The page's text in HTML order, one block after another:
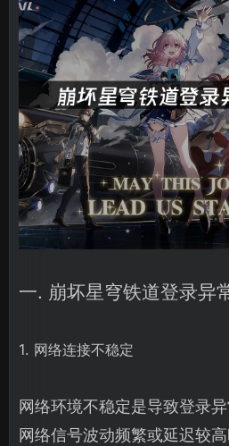
一. 崩坏星穹铁道登录异
1. 网络连接不稳定
网络环境不稳定是导致登录
网络信号波动频繁或延迟较